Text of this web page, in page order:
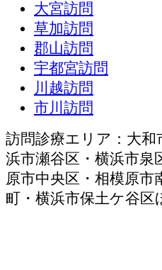
大宮訪問
草加訪問
郡山訪問
宇都宮訪問
川越訪問
市川訪問
訪問診療エリア：大和
浜市瀬谷区・横浜市泉
原市中央区・相模原市
町・横浜市保土ケ谷区